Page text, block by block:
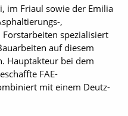
im Friaul sowie der Emilia
,
spezialisiert
auf diesem
Hauptakteur bei dem
FAE-
mit einem Deutz-